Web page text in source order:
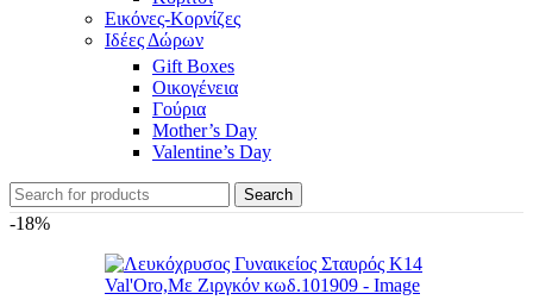
Εικόνες-Κορνίζες
Ιδέες Δώρων
Gift Boxes
Οικογένεια
Γούρια
Mother’s Day
Valentine’s Day
Search
-18%